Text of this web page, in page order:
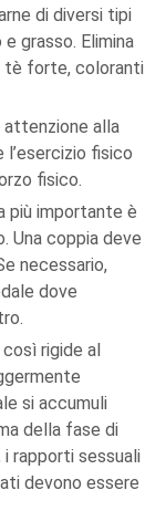
di diversi tipi
grasso. Elimina
tè forte, coloranti
attenzione alla
l’esercizio fisico
fisico.
più importante è
Una coppia deve
necessario,
dove
rigide al
si accumuli
della fase di
i rapporti sessuali
devono essere